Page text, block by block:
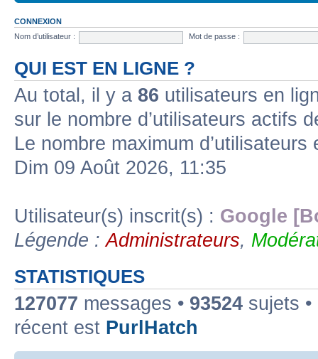
CONNEXION
Nom d’utilisateur :
Mot de passe :
QUI EST EN LIGNE ?
Au total, il y a 86 utilisateurs en
sur le nombre d’utilisateurs actifs
Le nombre maximum
Dim 09 Août 2026, 11:35
Utilisateur(s) inscrit(s) : Google
Légende :Administrateurs,
STATISTIQUES
127077 messages • 93524 sujets •
récent est PurlHatch